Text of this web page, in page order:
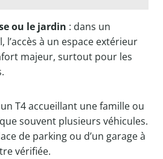
ou le jardin : dans un
à un espace extérieur
majeur, surtout pour les
T4 accueillant une famille ou
souvent plusieurs véhicules.
de parking ou d’un garage à
vérifiée.